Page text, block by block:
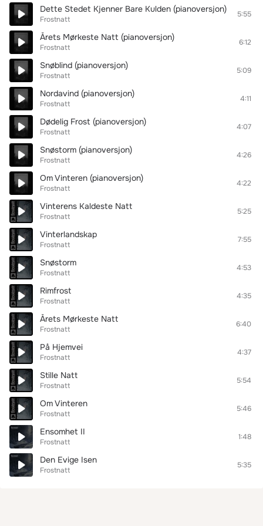
Dette Stedet Kjenner Bare Kulden (pianoversjon)
Frostnatt
5:55
Årets Mørkeste Natt (pianoversjon)
Frostnatt
6:12
Snøblind (pianoversjon)
Frostnatt
5:09
Nordavind (pianoversjon)
Frostnatt
4:11
Dødelig Frost (pianoversjon)
Frostnatt
4:07
Snøstorm (pianoversjon)
Frostnatt
4:26
Om Vinteren (pianoversjon)
Frostnatt
4:22
Vinterens Kaldeste Natt
Frostnatt
5:25
Vinterlandskap
Frostnatt
7:55
Snøstorm
Frostnatt
4:53
Rimfrost
Frostnatt
4:35
Årets Mørkeste Natt
Frostnatt
6:40
På Hjemvei
Frostnatt
4:37
Stille Natt
Frostnatt
5:54
Om Vinteren
Frostnatt
5:46
Ensomhet II
Frostnatt
1:48
Den Evige Isen
Frostnatt
5:35